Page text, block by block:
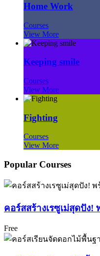
Home Work
Courses
View More
Keeping smile
Courses
View More
Fighting
Courses
View More
Popular Courses
คอร์สสร้างเรซูเม่สุดปัง
Free